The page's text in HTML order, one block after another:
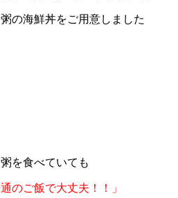
の海鮮丼をご用意しました
を食べていても
のご飯で大丈夫！！」